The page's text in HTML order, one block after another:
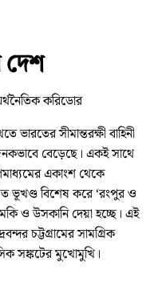
করিডোর
সীমান্তরক্ষী বাহিনী
বেড়েছে। একই সাথে
একাংশ থেকে
ভূখণ্ড বিশেষ করে ‘রংপুর ও
ও উসকানি দেয়া হচ্ছে। এই
চট্টগ্রামের সামগ্রিক
সঙ্কটের মুখোমুখি।